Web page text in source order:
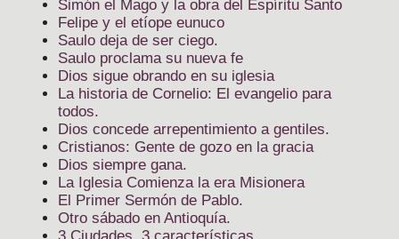
Simón el Mago y la obra del Espíritu Santo
Felipe y el etíope eunuco
Saulo deja de ser ciego.
Saulo proclama su nueva fe
Dios sigue obrando en su iglesia
La historia de Cornelio: El evangelio para
todos.
Dios concede arrepentimiento a gentiles.
Cristianos: Gente de gozo en la gracia
Dios siempre gana.
La Iglesia Comienza la era Misionera
El Primer Sermón de Pablo.
Otro sábado en Antioquía.